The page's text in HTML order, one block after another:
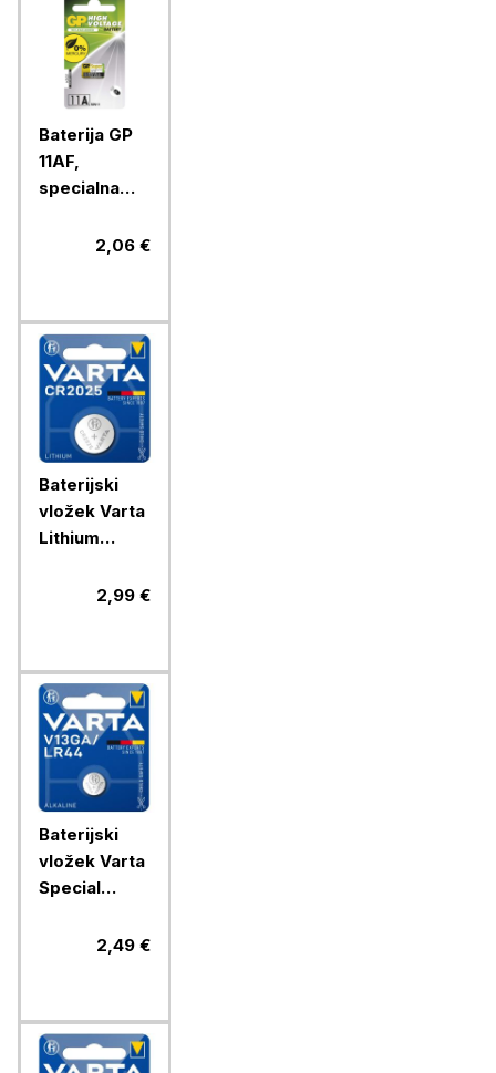
Baterija GP
11AF,
specialna
2,06 €
Baterijski
vložek Varta
Lithium
CR2025 1/1
2,99 €
Baterijski
vložek Varta
Special
1/1 alkalni2,49 €